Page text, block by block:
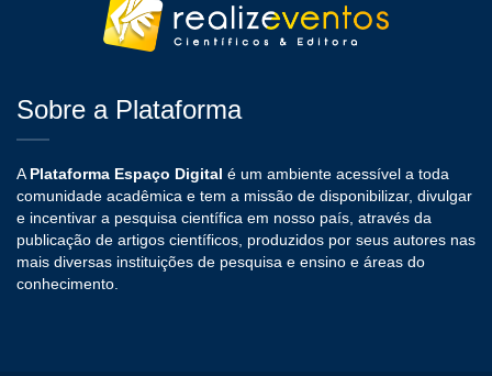
Sobre a Plataforma
A Plataforma Espaço Digital é um ambiente acessível a toda
comunidade acadêmica e tem a missão de disponibilizar, divulgar
e incentivar a pesquisa científica em nosso país, através da
publicação de artigos científicos, produzidos por seus autores nas
mais diversas instituições de pesquisa e ensino e áreas do
conhecimento.